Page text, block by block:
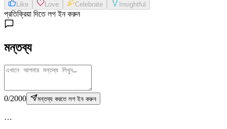
Like Love Celebrate Insightful
প্রতিক্রিয়া দিতে লগ ইন করুন
মন্তব্য
0/2000 মন্তব্য করতে লগ ইন করুন
…